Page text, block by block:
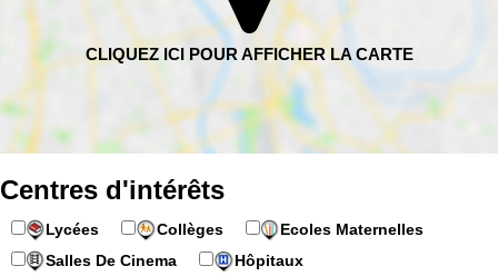
Centres d'intérêts
Lycées Collèges
Ecoles Maternelles
Salles De Cinema
Hôpitaux